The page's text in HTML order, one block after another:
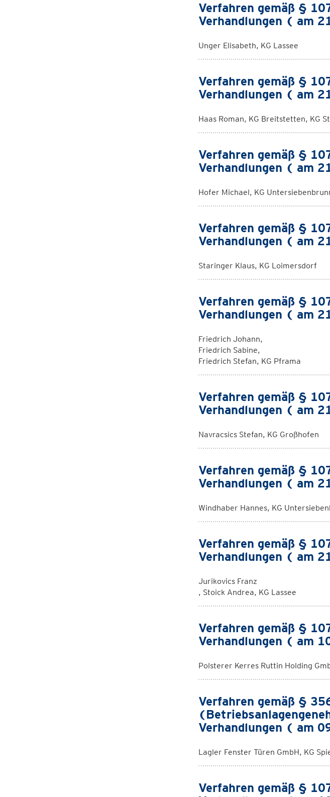
Verfahren gemäß §
Verhandlungen ( am
Unger Elisabeth, KG Lassee
Verfahren gemäß §
Verhandlungen ( am
Haas Roman, KG Breitstetten, KG
Verfahren gemäß §
Verhandlungen ( am
Hofer Michael, KG
Verfahren gemäß §
Verhandlungen ( am
Staringer Klaus, KG Loimersdorf
Verfahren gemäß §
Verhandlungen ( am
Friedrich Johann,
Friedrich Sabine,
Friedrich Stefan, KG Pframa
Verfahren gemäß §
Verhandlungen ( am
Navracsics Stefan, KG Großhofen
Verfahren gemäß §
Verhandlungen ( am
Windhaber Hannes, KG
Verfahren gemäß §
Verhandlungen ( am
Jurikovics Franz
, Stoick Andrea, KG Lassee
Verfahren gemäß §
Verhandlungen ( am
Polsterer Kerres Ruttin Holding
Verfahren gemäß §
Verhandlungen ( am
Lagler Fenster Türen GmbH, KG
Verfahren gemäß §